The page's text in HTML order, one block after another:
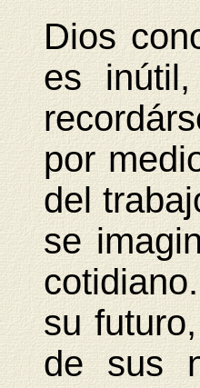
Dios
es
por
del
se
su
de sus